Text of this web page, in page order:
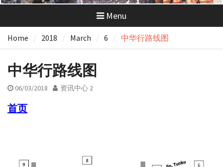
Menu
Home 2018 March 6 中华行路线图
中华行路线图
06/03/2018 资讯中心 2
首页